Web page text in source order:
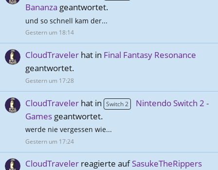
Bananza geantwortet.
und so schnell kam der...
Gestern um 18:14
CloudTraveler hat in Final Fantasy Resonance
geantwortet.
Gestern um 17:28
CloudTraveler hat in Switch 2
Nintendo Switch 2 -
Games geantwortet.
werde nie vergessen wie...
Gestern um 17:24
CloudTraveler reagierte aufSasukeTheRippers